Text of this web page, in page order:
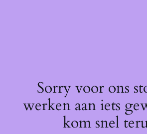
Sorry voor ons
werken aan iets
kom snel